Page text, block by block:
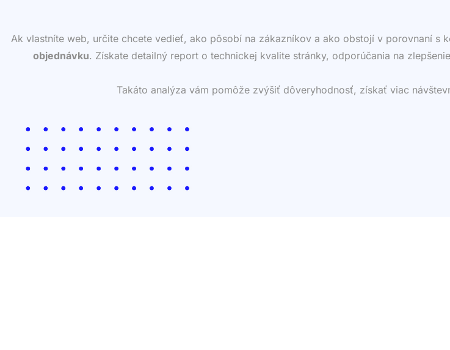
Ak vlastníte web, určite chcete vedieť, ako pôsobí na zákazníkov a ako obstojí v porovnaní s
objednávku. Získate detailný report o technickej kvalite stránky, odporúčania na
Takáto analýza vám pomôže zvýšiť dôveryhodnosť, získať viac